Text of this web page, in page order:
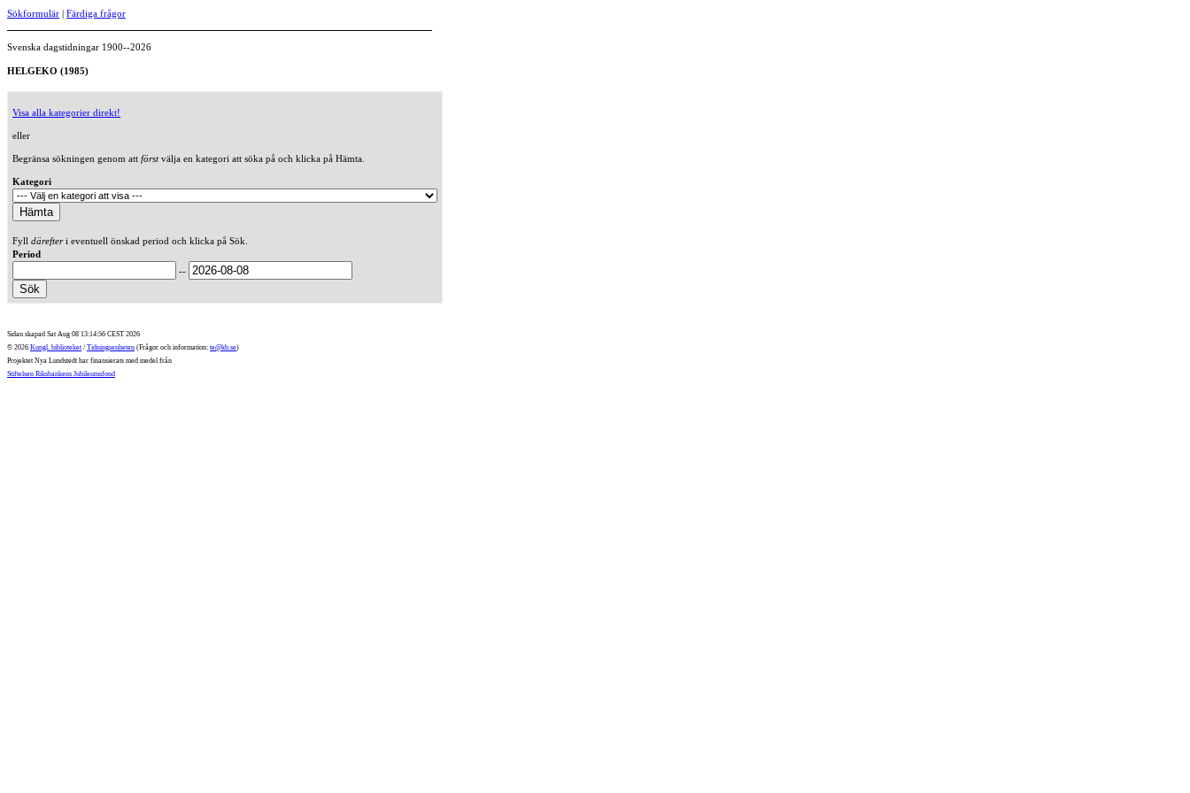
Sökformulär | Färdiga frågor
Svenska dagstidningar 1900--2026
HELGEKO (1985)
Visa alla kategorier direkt!
eller
Begränsa sökningen genom att förstvälja en kategori att söka på och klicka på Hämta.
Kategori
Fyll därefteri eventuell önskad period och klicka på Sök.
Period
--
Sidan skapad Sat Aug 08 13:14:56 CEST 2026
© 2026 Kungl. biblioteket / Tidningsenheten (Frågor och information: te@kb.se)
Projektet Nya Lundstedt har finansierats med medel från
Stiftelsen Riksbankens Jubileumsfond